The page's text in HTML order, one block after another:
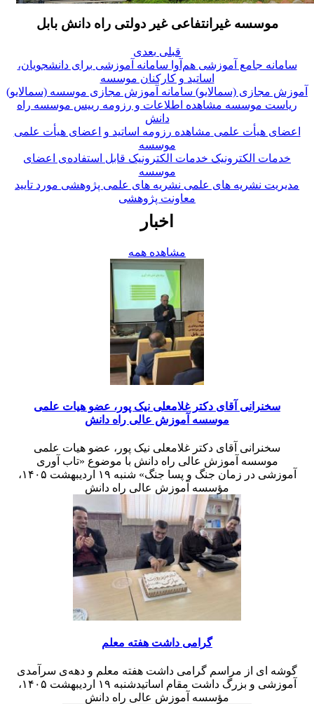
موسسه غیرانتفاعی غیر دولتی راه دانش بابل
قبلی بعدی
سامانه جامع آموزشی هم‌آوا سامانه آموزشی برای دانشجویان،
اساتید و کارکنان موسسه
آموزش مجازی (سمالایو) سامانه آموزش مجازی موسسه (سمالایو)
ریاست موسسه مشاهده اطلاعات و رزومه رییس موسسه راه
دانش
اعضای هیأت علمی مشاهده رزومه اساتید و اعضای هیأت علمی
موسسه
خدمات الکترونیک خدمات الکترونیک قابل استفاده‌ی اعضای
موسسه
مدیریت نشریه های علمی نشریه های علمی پژوهشی مورد تایید
معاونت پژوهشی
اخبار
مشاهده همه
سخنرانی آقای دکتر غلامعلی نیک پور، عضو هیات علمی
موسسه آموزش عالی راه دانش
سخنرانی آقای دکتر غلامعلی نیک پور، عضو هیات علمی
موسسه آموزش عالی راه دانش با موضوع «تاب آوری
آموزشی در زمان جنگ و پسا جنگ» شنبه ۱۹ اردیبهشت ۱۴۰۵،
مؤسسه آموزش عالی راه دانش
گرامی داشت هفته معلم
گوشه ای از مراسم گرامی داشت هفته معلم و دهه‌ی سرآمدی
آموزشی و بزرگ داشت مقام اساتیدشنبه ۱۹ اردیبهشت ۱۴۰۵،
مؤسسه آموزش عالی راه دانش